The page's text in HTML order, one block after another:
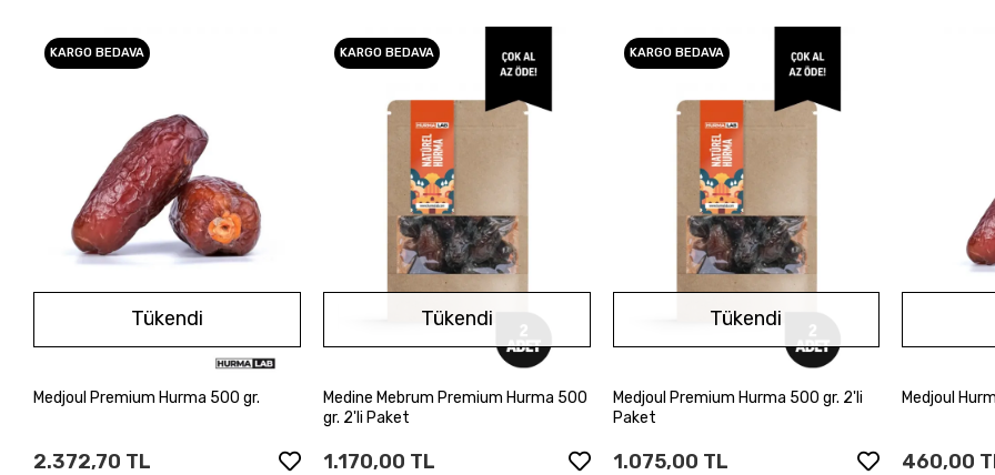
KARGO BEDAVA
Tükendi
Medjoul Premium Hurma 500 gr.
2.372,70 TL
KARGO BEDAVA
Tükendi
Medine Mebrum Premium Hurma 500
gr. 2'li Paket
1.170,00 TL
KARGO BEDAVA
Tükendi
Medjoul Premium Hurma 500 gr. 2'li
Paket
1.075,00 TL
Medjoul
460,00